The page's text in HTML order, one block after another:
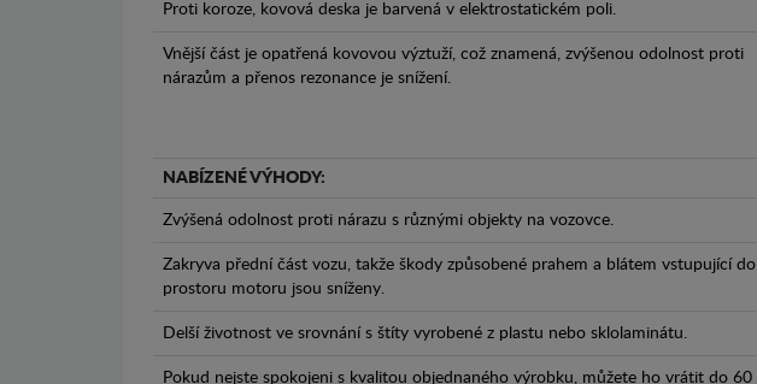
Proti koroze, kovová deska je barvená v elektrostatickém poli.
Vnější část je opatřená kovovou výztuží, což znamená, zvýšenou odolnost proti
nárazům a přenos rezonance je snížení.
NABÍZENÉ VÝHODY:
Zvýšená odolnost proti nárazu s různými objekty na vozovce.
Zakryva přední část vozu, takže škody způsobené prahem a blátem vstupující do
prostoru motoru jsou sníženy.
Delší životnost ve srovnání s štíty vyrobené z plastu nebo sklolaminátu.
Pokud nejste spokojeni s kvalitou objednaného výrobku, můžete ho vrátit do 60